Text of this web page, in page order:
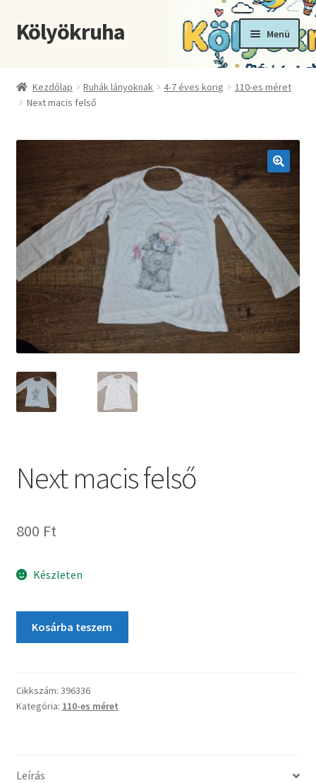
Ugrás
a
Kilépés
a
Kölyökruha Menü
Fiókom
Kosár
Termékek
Kezdőlap Ruhák lányoknak 4-7 éves korig
110-es méret
Next macis felső
Next macis felső
800 Ft
Készleten
Kosárba teszem
Cikkszám: 396336
Kategória: 110-es méret
Leírás